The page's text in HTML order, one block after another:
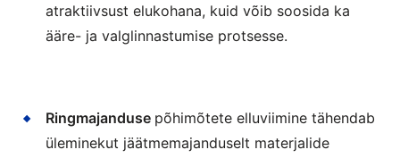
atraktiivsust elukohana, kuid võib soosida ka
ääre- ja valglinnastumise protsesse.
Ringmajanduse põhimõtete elluviimine tähendab
üleminekut jäätmemajanduselt materjalide